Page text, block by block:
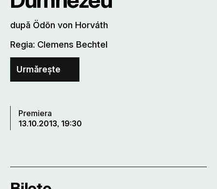
după Ödön von Horváth
Regia: Clemens Bechtel
Urmărește
Premiera
13.10.2013, 19:30